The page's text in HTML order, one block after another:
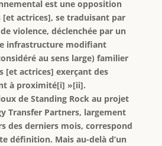
est une opposition
actrices], se traduisant par
violence, déclenchée par un
infrastructure modifiant
au sens large) familier
[et actrices] exerçant des
à proximité[i] »[ii].
de Standing Rock au projet
Transfer Partners, largement
des derniers mois, correspond
définition. Mais au-delà d’un